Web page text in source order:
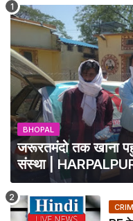
BHOPAL
जरूरतमंदो तक खाना
संस्था |